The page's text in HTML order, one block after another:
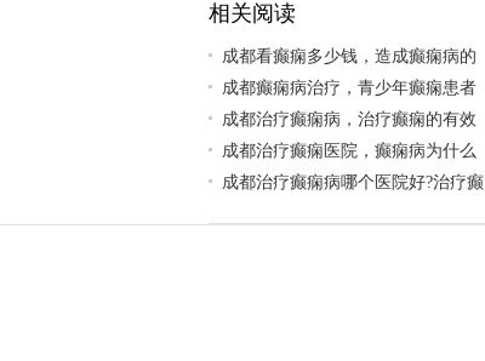
相关阅读
成都看癫痫多少钱，造成癫痫病的
成都癫痫病治疗，青少年癫痫患者
成都治疗癫痫病，治疗癫痫的有效
成都治疗癫痫医院，癫痫病为什么
成都治疗癫痫病哪个医院好?治疗癫